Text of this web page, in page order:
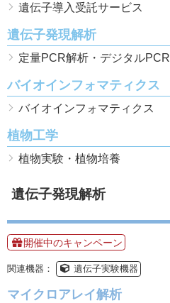
遺伝子導入受託サービス
遺伝子発現解析
定量PCR解析・デジタルPCR
バイオインフォマティクス
バイオインフォマティクス
植物工学
植物実験・植物培養
遺伝子発現解析
開催中のキャンペーン
関連機器： 遺伝子実験機器
マイクロアレイ解析